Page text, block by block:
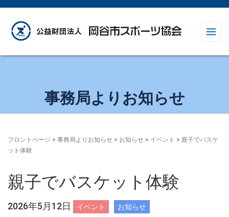
事務局よりお知らせ
フロントページ > 事務局よりお知らせ > お知らせ > イベント > 親子でバスケ
ット体験
親子でバスケット体験
2026年5月12日 イベント お知らせ